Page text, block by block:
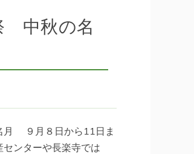
中秋の名
９月８日から11日ま
ンターや長楽寺では